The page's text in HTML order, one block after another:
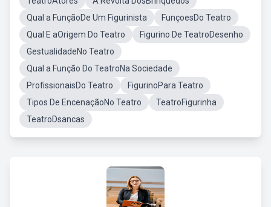
Qual a FunçãoDe Um Figurinista
FunçoesDo Teatro
Qual E aOrigem Do Teatro
Figurino De TeatroDesenho
GestualidadeNo Teatro
Qual a Função Do TeatroNa Sociedade
ProfissionaisDo Teatro
FigurinoPara Teatro
Tipos De EncenaçãoNo Teatro
TeatroFigurinha
TeatroDsancas